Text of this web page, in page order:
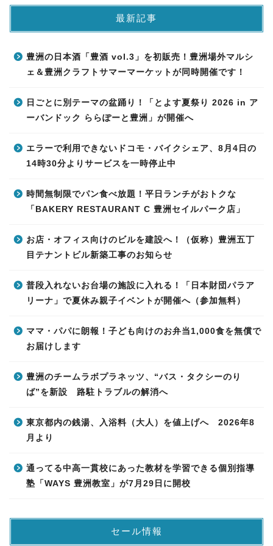
最新記事
豊洲の日本酒「豊酒 vol.3」を初販売！豊洲場外マルシ
ェ＆豊洲クラフトサマーマーケットが同時開催です！
日ごとに別テーマの盆踊り！「とよす夏祭り 2026 in ア
ーバンドック ららぽーと豊洲」が開催へ
エラーで利用できないドコモ・バイクシェア、8月4日の
14時30分よりサービスを一時停止中
時間無制限でパン食べ放題！平日ランチがおトクな
「BAKERY RESTAURANT C 豊洲セイルパーク店」
お店・オフィス向けのビルを建設へ！（仮称）豊洲五丁
目テナントビル新築工事のお知らせ
普段入れないお台場の施設に入れる！「日本財団パラア
リーナ」で夏休み親子イベントが開催へ（参加無料）
ママ・パパに朗報！子ども向けのお弁当1,000食を無償で
お届けします
豊洲のチームラボプラネッツ、“バス・タクシーのり
ば”を新設 路駐トラブルの解消へ
東京都内の銭湯、入浴料（大人）を値上げへ 2026年8
月より
通ってる中高一貫校にあった教材を学習できる個別指導
塾「WAYS 豊洲教室」が7月29日に開校
セール情報